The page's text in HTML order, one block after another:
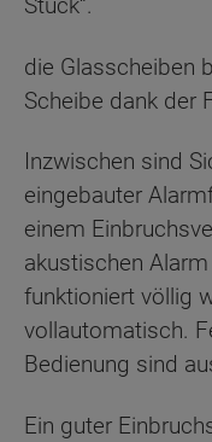
Stück“.
die Glasscheiben
Scheibe dank der
Inzwischen sind
eingebauter
einem
akustischen
funktioniert völlig
vollautomatisch.
Bedienung sind
Ein guter